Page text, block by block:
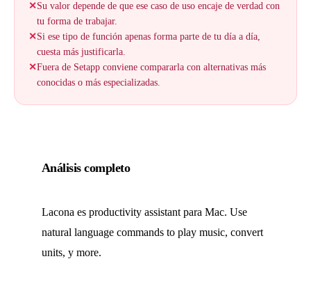
✕Su valor depende de que ese caso de uso encaje de verdad con
tu forma de trabajar.
✕Si ese tipo de función apenas forma parte de tu día a día,
cuesta más justificarla.
✕Fuera de Setapp conviene compararla con alternativas más
conocidas o más especializadas.
Análisis completo
Lacona es productivity assistant para Mac. Use
natural language commands to play music, convert
units, y more.